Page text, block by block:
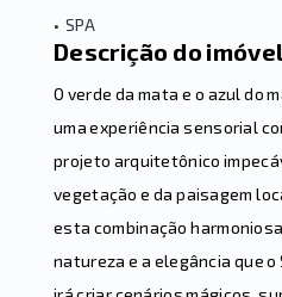
• SPA
Descrição do
O verde da mata e o azul do
uma experiência sensorial
projeto arquitetônico
vegetação e da paisagem
esta combinação
natureza e a elegância que o